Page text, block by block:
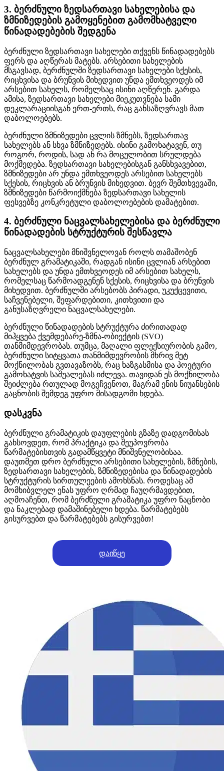
3. ბერძნული ზედსართავი სახელებისა და
ზმნიზედების გამოყენებით გამომხატველი
წინადადებების შედგენა
ბერძნული ზედსართავი სახელები თქვენს წინადადებებს
ფერს და აღწერას მატებს. არსებითი სახელების
მსგავსად, ბერძნულში ზედსართავი სახელები სქესის,
რიცხვისა და ბრუნვის მიხედვით უნდა ემთხვეოდეს იმ
არსებით სახელს, რომელსაც ისინი აღწერენ. გარდა
ამისა, ზედსართავი სახელები მიეკუთვნება სამი
დეკლარაციისგან ერთ-ერთს, რაც განსაზღვრავს მათ
დაბოლოებებს.
ბერძნული ზმნიზედები ცვლის ზმნებს, ზედსართავ
სახელებს ან სხვა ზმნიზედებს. ისინი გამოხატავენ, თუ
როგორ, როდის, სად ან რა მოცულობით სრულდება
მოქმედება. ზედსართავი სახელებისგან განსხვავებით,
ზმნიზედები არ უნდა ემთხვეოდეს არსებით სახელებს
სქესის, რიცხვის ან ბრუნვის მიხედვით. ბევრ შემთხვევაში,
ზმნიზედები წარმოიქმნება ზედსართავი სახელის
ფესვებზე კონკრეტული დაბოლოებების დამატებით.
4. ბერძნული ნაცვალსახელებისა და ბერძნული
წინადადების სტრუქტურის შესწავლა
ნაცვალსახელები მნიშვნელოვან როლს თამაშობენ
ბერძნულ გრამატიკაში, რადგან ისინი ცვლიან არსებით
სახელებს და უნდა ემთხვეოდეს იმ არსებით სახელს,
რომელსაც წარმოადგენენ სქესის, რიცხვისა და ბრუნვის
მიხედვით. ბერძნულში არსებობს პირადი, უკუქცევითი,
საჩვენებელი, შეფარდებითი, კითხვითი და
განუსაზღვრელი ნაცვალსახელები.
ბერძნული წინადადების სტრუქტურა ძირითადად
მიჰყვება ქვემდებარე-ზმნა-ობიექტის (SVO)
თანმიმდევრობას. თუმცა, მაღალი ფლექსიურობის გამო,
ბერძნული სიტყვათა თანმიმდევრობის მხრივ მეტ
მოქნილობას გვთავაზობს, რაც ხაზგასმისა და პოეტური
გამოხატვის საშუალებას იძლევა. თავიდან ეს მოქნილობა
შეიძლება რთულად მოგეჩვენოთ, მაგრამ ენის ნიუანსების
გაცნობის შემდეგ უფრო მისადგომი ხდება.
დასკვნა
ბერძნული გრამატიკის დაუფლების გზაზე დადგომისას
გახსოვდეთ, რომ პრაქტიკა და შეუპოვრობა
წარმატებისთვის გადამწყვეტი მნიშვნელობისაა.
დაუთმეთ დრო ბერძნული არსებითი სახელების, ზმნების,
ზედსართავი სახელების, ზმნიზედებისა და წინადადების
სტრუქტურის სირთულეების ამოხსნას. როდესაც ამ
მომხიბვლელ ენას უფრო ღრმად ჩაუღრმავდებით,
აღმოაჩენთ, რომ ბერძნული გრამატიკა უფრო ნაცნობი
და ნაკლებად დამაშინებელი ხდება. წარმატებებს
გისურვებთ და წარმატებებს გისურვებთ!
დაიწყე